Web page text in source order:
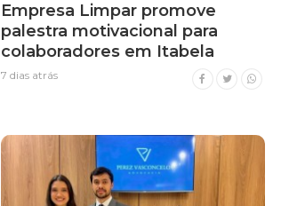
Empresa Limpar promove
palestra motivacional para
colaboradores em Itabela
7 dias atrás